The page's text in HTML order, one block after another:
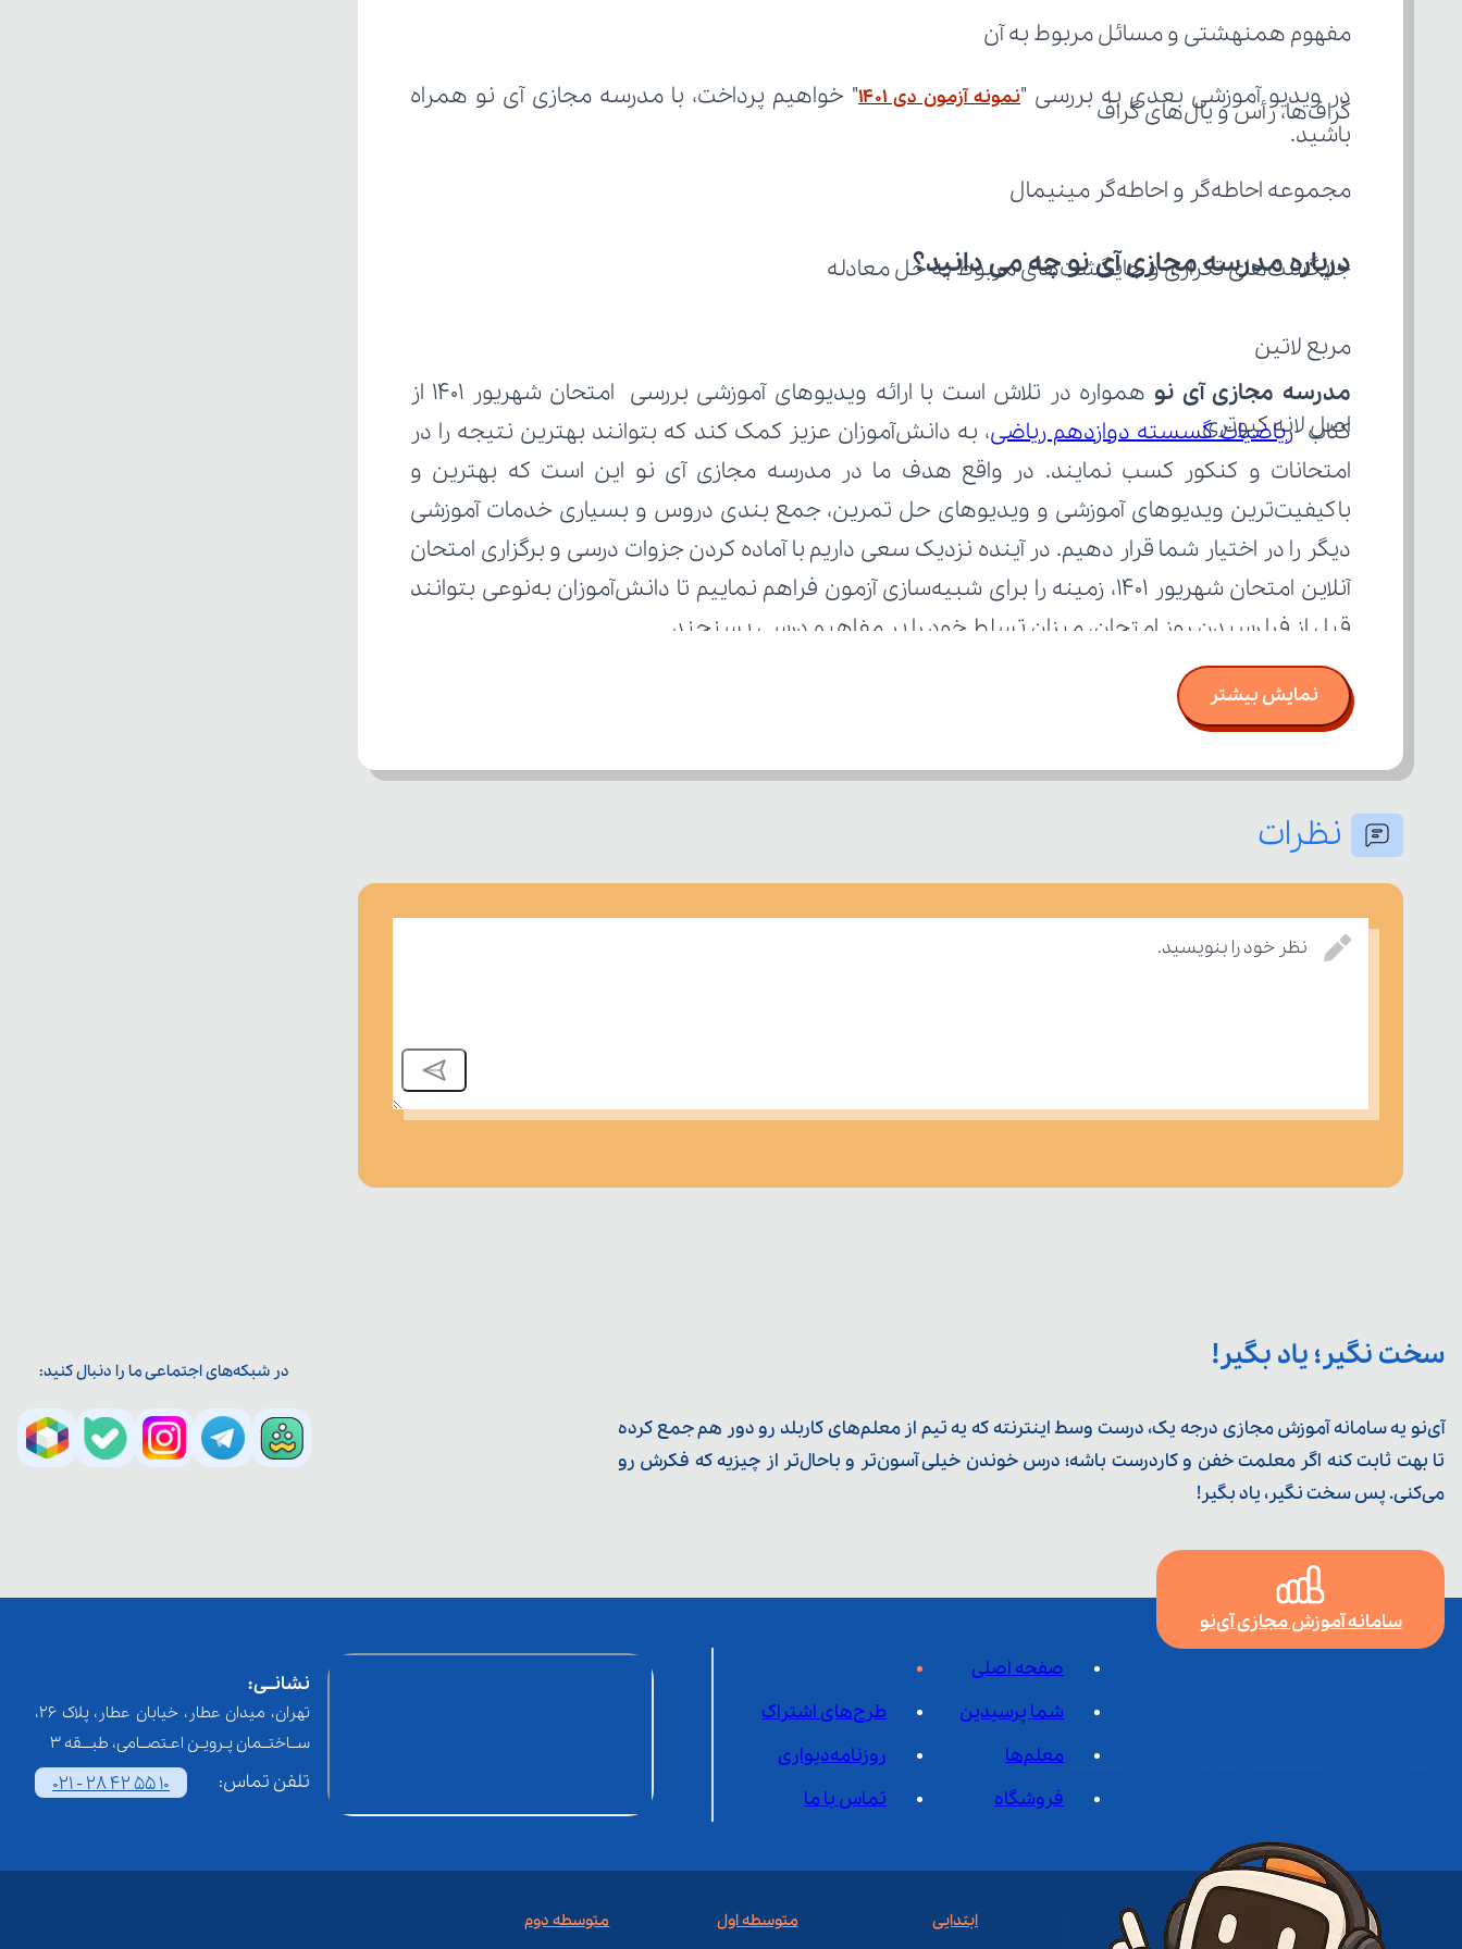
مفهوم همنهشتی و مسائل مربوط به آن
گراف‌ها، رأس و یال‌های گراف
مجموعه احاطه‌گر و احاطه‌گر مینیمال
جایگشت‌های تکراری و جایگشت‌های مربوط به حل معادله
مربع لاتین
اصل لانه کبوتری
در ویدیو آموزشی بعدی به بررسی "نمونه آزمون دی 1401
باشید.
درباره مدرسه مجازی آی نو چه می‌ دانید؟
مدرسه مجازی آی نو
کتاب ریاضیات گسسته دوازدهم ریاضی
قبل از فرا رسیدن روز امتحان، میزان تسلط خود را بر مفاهیم درسی بسنجند.
نمایش بیشتر
نظرات
نظر خود را بنویسید.
سخت نگیر؛ یاد بگیر!
آی‌نو یه سامانه آموزش مجازی درجه یک، درست وسط اینترنته که یه تیم از معلم‌‌های کاربلد رو دور هم جمع کرده
تا بهت ثابت کنه اگر معلمت خفن و کاردرست باشه؛ درس خوندن خیلی آسون‌تر و باحال‌تر از چیزیه که فکرش رو
می‌کنی. پس سخت نگیر، یاد بگیر!
در شبکه‌های اجتماعی ما را دنبال کنید:
سامانه آموزش مجازی آی‌نو
صفحه اصلی
شما پرسیدین
طرح‌های اشتراک
معلم‌ها
روزنامه‌دیواری
فروشگاه
تماس با ما
نشانــی:
تهران، میدان عطار، خیابان عطار، پلاک 26،
ســاختــمان پـرویـن اعـتصــامی، طبـــقه 3
تلفن تماس: 021 - 28 42 55 10
ابتدایی متوسطه اول متوسطه دوم